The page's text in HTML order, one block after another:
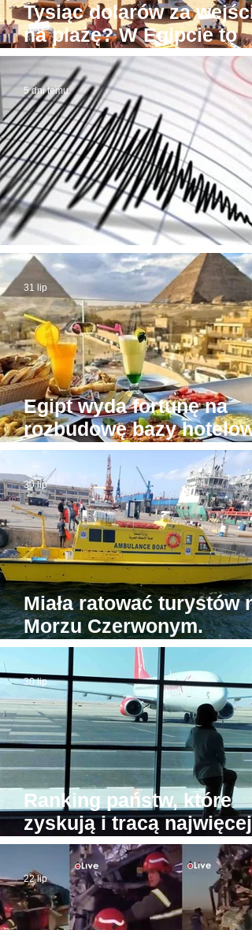
Tysiąc dolarów za
na plażę? W Egipcie to
możliwe! Stąd awantury
Trzęsienie ziemi w
5 dni temu
Egipt wyda fortunę na
rozbudowę bazy
wokół Piramid w Gizie
31 lip
Miała ratować turystów
Morzu Czerwonym.
Tymczasem jedyna
egipska karetka wodna...
stoi w porcie
30 lip
Ranking państw, które
zyskują i tracą najwięcej
turystów. Na przeciwnych
biegunach Egipt i
30 lip
22 lip